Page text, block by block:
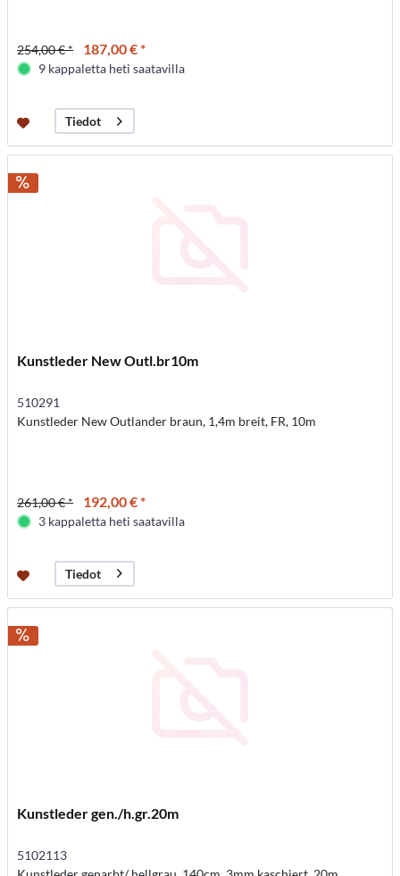
254,00 € * 187,00 € *
9 kappaletta heti saatavilla
Tiedot
Kunstleder New Outl.br10m
510291
Kunstleder New Outlander braun, 1,4m breit, FR, 10m
261,00 € * 192,00 € *
3 kappaletta heti saatavilla
Tiedot
Kunstleder gen./h.gr.20m
5102113